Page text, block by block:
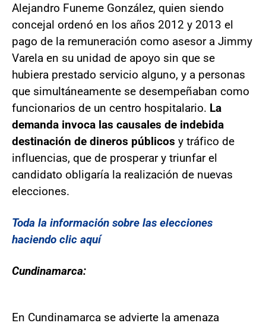
Alejandro Funeme González, quien siendo
concejal ordenó en los años 2012 y 2013 el
pago de la remuneración como asesor a Jimmy
Varela en su unidad de apoyo sin que se
hubiera prestado servicio alguno, y a personas
que simultáneamente se desempeñaban como
funcionarios de un centro hospitalario. La
demanda invoca las causales de indebida
destinación de dineros públicos y tráfico de
influencias, que de prosperar y triunfar el
candidato obligaría la realización de nuevas
elecciones.
Toda la información sobre las elecciones
haciendo clic aquí
Cundinamarca:
En Cundinamarca se advierte la amenaza